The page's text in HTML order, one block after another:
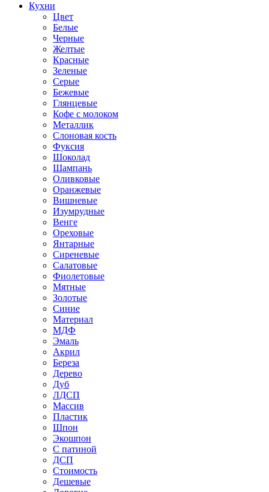
Кухни
Цвет
Белые
Черные
Желтые
Красные
Зеленые
Серые
Бежевые
Глянцевые
Кофе с молоком
Металлик
Слоновая кость
Фуксия
Шоколад
Шампань
Оливковые
Оранжевые
Вишневые
Изумрудные
Венге
Ореховые
Янтарные
Сиреневые
Салатовые
Фиолетовые
Мятные
Золотые
Синие
Материал
МДФ
Эмаль
Акрил
Береза
Дерево
Дуб
ЛДСП
Массив
Пластик
Шпон
Экошпон
С патиной
ДСП
Стоимость
Дешевые